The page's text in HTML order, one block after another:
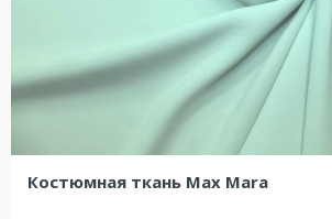
Костюмная ткань Max Mara